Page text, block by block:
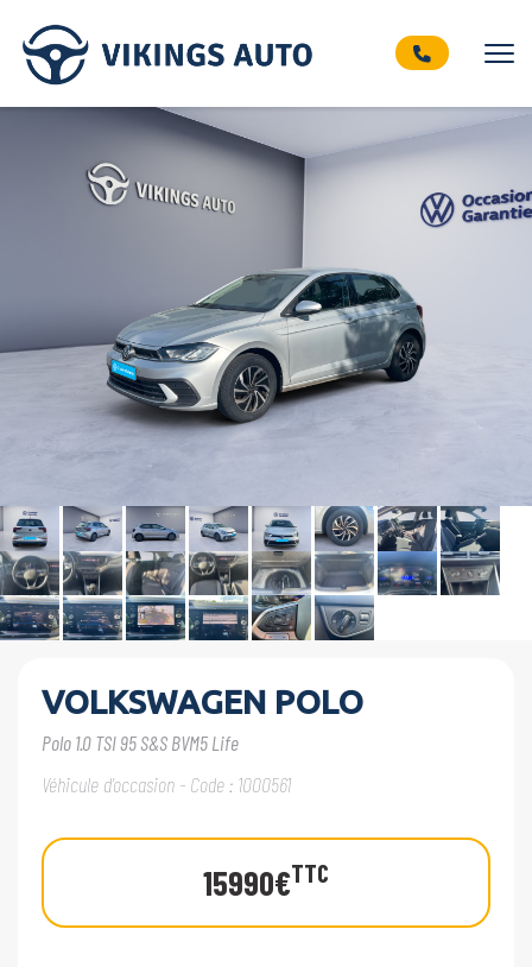
VOLKSWAGEN POLO
Polo 1.0 TSI 95 S&S BVM5 Life
Véhicule d'occasion - Code : 1000561
15990€TTC